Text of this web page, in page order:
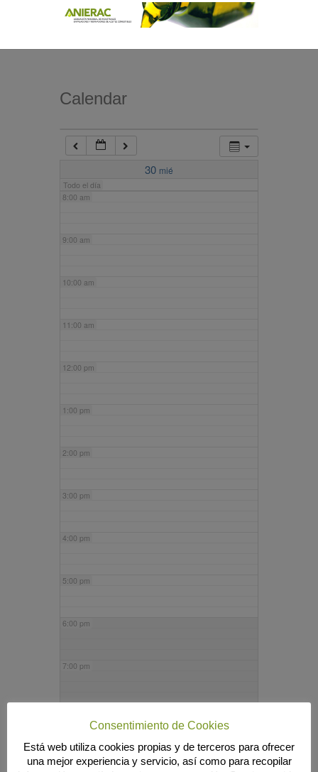
Calendar
30 mié
Todo el día
7:00 am
8:00 am
9:00 am
10:00 am
11:00 am
12:00 pm
1:00 pm
2:00 pm
3:00 pm
4:00 pm
5:00 pm
6:00 pm
7:00 pm
9:00 pm
Consentimiento de Cookies
Está web utiliza cookies propias y de terceros para ofrecer
una mejor experiencia y servicio, así como para recopilar